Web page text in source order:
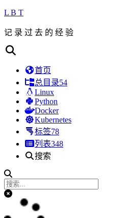
L B T
记 录 过 去 的 经 验
首页
总目录54
Linux
Python
Docker
Kubernetes
标签78
列表348
搜索